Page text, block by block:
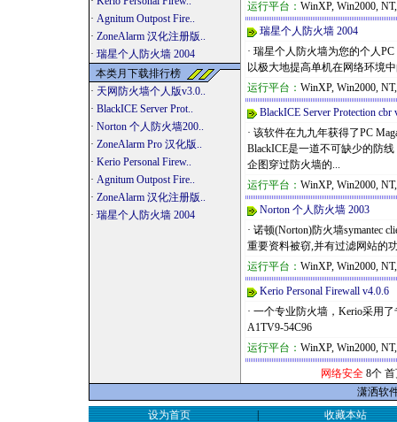
· Agnitum Outpost Fire..
· ZoneAlarm 汉化注册版..
· 瑞星个人防火墙 2004
本类月下载排行榜
· 天网防火墙个人版v3.0..
· BlackICE Server Prot..
· Norton 个人防火墙200..
· ZoneAlarm Pro 汉化版..
· Kerio Personal Firew..
· Agnitum Outpost Fire..
· ZoneAlarm 汉化注册版..
· 瑞星个人防火墙 2004
运行平台： WinXP, Win2000,
瑞星个人防火墙 2004
· 瑞星个人防火墙为您的个人
以极大地提高单机在网络环境
运行平台： WinXP, Win2000,
BlackICE Server Protection cbr
· 该软件在九九年获得了PC
BlackICE是一道不可缺少的防
企图穿过防火墙的...
运行平台： WinXP, Win2000,
Norton 个人防火墙 2003
· 诺顿(Norton)防火墙symantec
重要资料被窃,并有过滤网站的
运行平台： WinXP, Win2000,
Kerio Personal Firewall v4.0.6
· 一个专业防火墙，Kerio采用
A1TV9-54C96
运行平台： WinXP, Win2000,
网络安全 8个
潇洒软
设为首页
|
收藏本站